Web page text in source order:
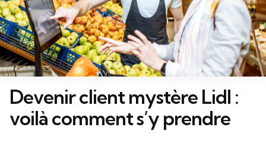
Devenir client mystère Lidl :
voilà comment s’y prendre